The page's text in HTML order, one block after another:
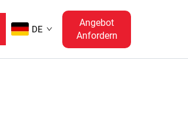
DE
Angebot
Anfordern